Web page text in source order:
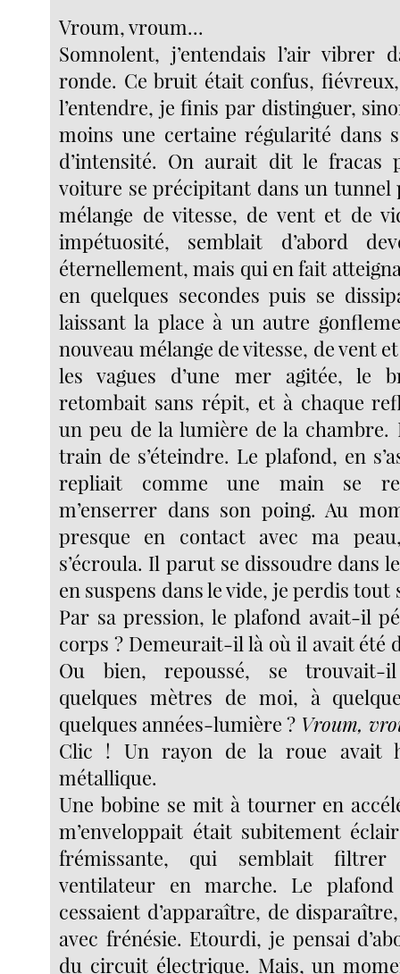
Vroum, vroum...
Somnolent, j’entendais l’air vibrer
ronde. Ce bruit était confus,
l’entendre, je finis par distinguer,
moins une certaine régularité dans
d’intensité. On aurait dit le fracas
voiture se précipitant dans un tunnel
mélange de vitesse, de vent et de
impétuosité, semblait d’abord
éternellement, mais qui en fait
en quelques secondes puis se
laissant la place à un autre
nouveau mélange de vitesse, de vent
les vagues d’une mer agitée, le
retombait sans répit, et à chaque
un peu de la lumière de la chambre.
train de s’éteindre. Le plafond, en
repliait comme une main se
m’enserrer dans son poing. Au
presque en contact avec ma
s’écroula. Il parut se dissoudre dans
en suspens dans le vide, je perdis tout
Par sa pression, le plafond avait-il
corps ? Demeurait-il là où il avait été
Ou bien, repoussé, se trouvait-
quelques mètres de moi, à
quelques années-lumière ? Vroum,
Clic ! Un rayon de la roue avait
métallique.
Une bobine se mit à tourner en
m’enveloppait était subitement
frémissante, qui semblait
ventilateur en marche. Le
cessaient d’apparaître, de
avec frénésie. Etourdi, je pensai
du circuit électrique. Mais, un